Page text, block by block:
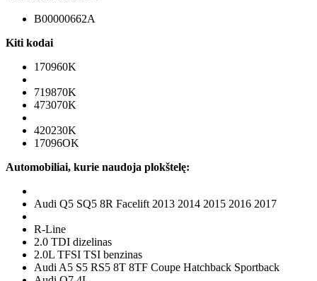
B00000662A
Kiti kodai
170960K
719870K
473070K
420230K
17096OK
Automobiliai, kurie naudoja plokštelę:
Audi Q5 SQ5 8R Facelift 2013 2014 2015 2016 2017
R-Line
2.0 TDI dizelinas
2.0L TFSI TSI benzinas
Audi A5 S5 RS5 8T 8TF Coupe Hatchback Sportback